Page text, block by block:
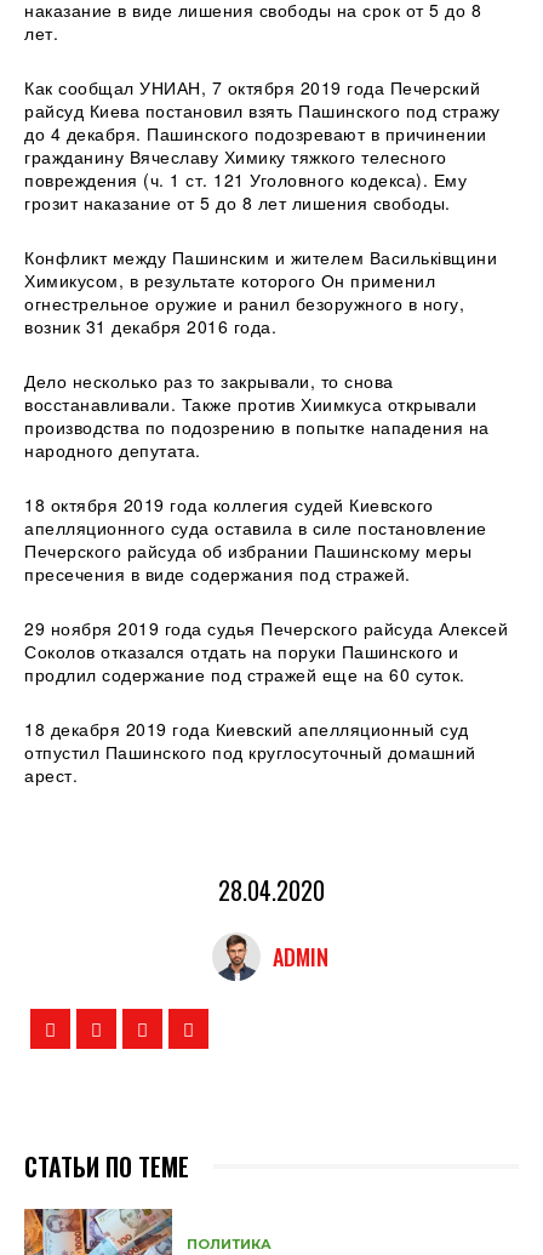
наказание в виде лишения свободы на срок от 5 до 8
лет.
Как сообщал УНИАН, 7 октября 2019 года Печерский
райсуд Киева постановил взять Пашинского под стражу
до 4 декабря. Пашинского подозревают в причинении
гражданину Вячеславу Химику тяжкого телесного
повреждения (ч. 1 ст. 121 Уголовного кодекса). Ему
грозит наказание от 5 до 8 лет лишения свободы.
Конфликт между Пашинским и жителем Васильківщини
Химикусом, в результате которого Он применил
огнестрельное оружие и ранил безоружного в ногу,
возник 31 декабря 2016 года.
Дело несколько раз то закрывали, то снова
восстанавливали. Также против Хиимкуса открывали
производства по подозрению в попытке нападения на
народного депутата.
18 октября 2019 года коллегия судей Киевского
апелляционного суда оставила в силе постановление
Печерского райсуда об избрании Пашинскому меры
пресечения в виде содержания под стражей.
29 ноября 2019 года судья Печерского райсуда Алексей
Соколов отказался отдать на поруки Пашинского и
продлил содержание под стражей еще на 60 суток.
18 декабря 2019 года Киевский апелляционный суд
отпустил Пашинского под круглосуточный домашний
арест.
28.04.2020
ADMIN
СТАТЬИ ПО ТЕМЕ
ПОЛИТИКА